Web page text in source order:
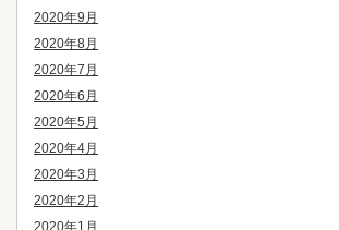
2020年9月
2020年8月
2020年7月
2020年6月
2020年5月
2020年4月
2020年3月
2020年2月
2020年1月